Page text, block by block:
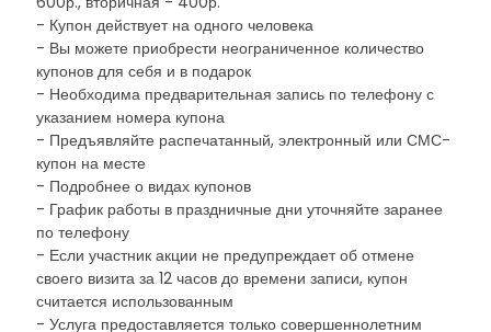
- Купон действует на одного человека
- Вы можете приобрести неограниченное количество
купонов для себя и в подарок
- Необходима предварительная запись по телефону с
указанием номера купона
- Предъявляйте распечатанный, электронный или СМС-
купон на месте
- Подробнее о видах купонов
- График работы в праздничные дни уточняйте заранее
по телефону
- Если участник акции не предупреждает об отмене
своего визита за 12 часов до времени записи, купон
считается использованным
- Услуга предоставляется только совершеннолетним